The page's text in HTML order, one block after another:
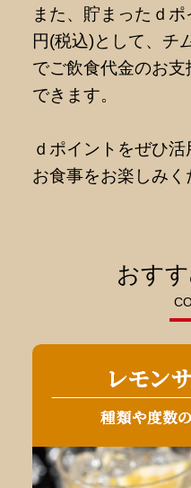
また、貯まったｄ
円(税込)として、チ
でご飲食代金のお
できます。
ｄポイントをぜひ
お食事をお楽しみく
おす